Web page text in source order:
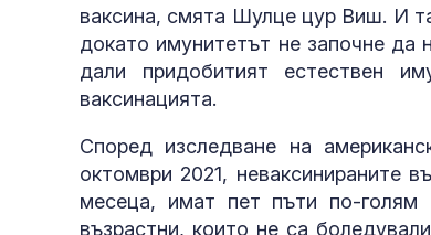
ваксина, смята Шулце цур Виш. И
докато имунитетът не започне
дали придобитият естествен
ваксинацията.
Според изследване на
октомври 2021, неваксинираните
месеца, имат пет пъти по-голям
възрастни, които не са